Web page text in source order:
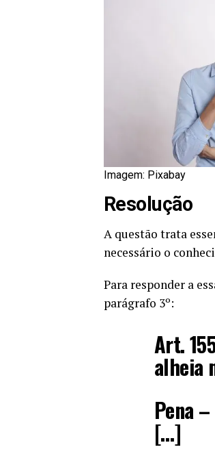
Imagem: Pixabay
Resolução
A questão trata
necessário o
Para responder a
parágrafo 3º:
Art.
alheia
Pena
[…]